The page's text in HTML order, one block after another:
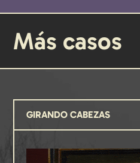
Más casos
GIRANDO CABEZAS